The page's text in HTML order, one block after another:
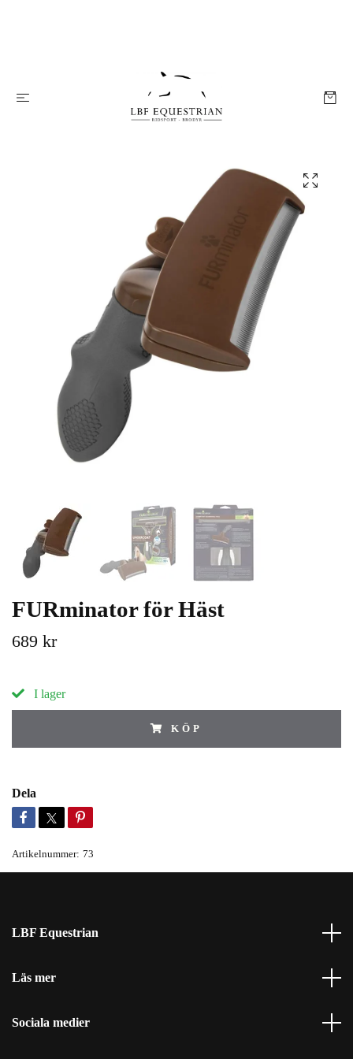
FURminator för Häst
689 kr
I lager
KÖP
Dela
Artikelnummer: 73
LBF Equestrian
Läs mer
Sociala medier